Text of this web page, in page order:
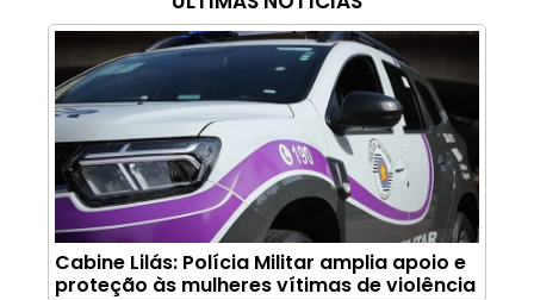
Cabine Lilás: Polícia Militar amplia apoio e
proteção às mulheres vítimas de violência